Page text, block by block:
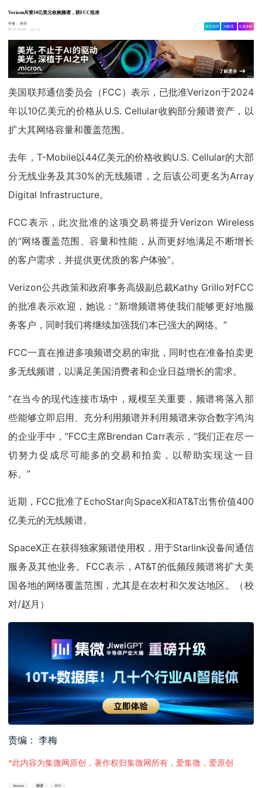
Verizon斥资10亿美元收购频谱，获FCC批准
作者：孙乐
05-15 14:14
9.3w
相关舆情 AI解读 生成海报
美国联邦通信委员会（FCC）表示，已批准Verizon于2024
年以10亿美元的价格从U.S. Cellular收购部分频谱资产，以
扩大其网络容量和覆盖范围。
去年，T-Mobile以44亿美元的价格收购U.S. Cellular的大部
分无线业务及其30%的无线频谱，之后该公司更名为Array
Digital Infrastructure。
FCC表示，此次批准的这项交易将提升Verizon Wireless
的“网络覆盖范围、容量和性能，从而更好地满足不断增长
的客户需求，并提供更优质的客户体验”。
Verizon公共政策和政府事务高级副总裁Kathy Grillo对FCC
的批准表示欢迎，她说：“新增频谱将使我们能够更好地服
务客户，同时我们将继续加强我们本已强大的网络。”
FCC一直在推进多项频谱交易的审批，同时也在准备拍卖更
多无线频谱，以满足美国消费者和企业日益增长的需求。
“在当今的现代连接市场中，规模至关重要，频谱将落入那
些能够立即启用、充分利用频谱并利用频谱来弥合数字鸿沟
的企业手中，”FCC主席Brendan Carr表示，“我们正在尽一
切努力促成尽可能多的交易和拍卖，以帮助实现这一目
标。”
近期，FCC批准了EchoStar向SpaceX和AT&T出售价值400
亿美元的无线频谱。
SpaceX正在获得独家频谱使用权，用于Starlink设备间通信
服务及其他业务。FCC表示，AT&T的低频段频谱将扩大美
国各地的网络覆盖范围，尤其是在农村和欠发达地区。（校
对/赵月）
责编： 李梅
*此内容为集微网原创，著作权归集微网所有，爱集微，爱原创
Verizon 频谱 FCC